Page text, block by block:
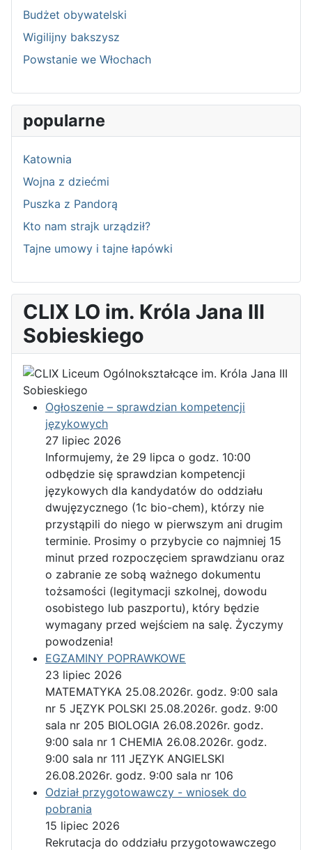
Budżet obywatelski
Wigilijny bakszysz
Powstanie we Włochach
popularne
Katownia
Wojna z dziećmi
Puszka z Pandorą
Kto nam strajk urządził?
Tajne umowy i tajne łapówki
CLIX LO im. Króla Jana III
Sobieskiego
Ogłoszenie – sprawdzian kompetencji
językowych
27 lipiec 2026
Informujemy, że 29 lipca o godz. 10:00
odbędzie się sprawdzian kompetencji
językowych dla kandydatów do oddziału
dwujęzycznego (1c bio-chem), którzy nie
przystąpili do niego w pierwszym ani drugim
terminie. Prosimy o przybycie co najmniej 15
minut przed rozpoczęciem sprawdzianu oraz
o zabranie ze sobą ważnego dokumentu
tożsamości (legitymacji szkolnej, dowodu
osobistego lub paszportu), który będzie
wymagany przed wejściem na salę. Życzymy
powodzenia!
EGZAMINY POPRAWKOWE
23 lipiec 2026
MATEMATYKA 25.08.2026r. godz. 9:00 sala
nr 5 JĘZYK POLSKI 25.08.2026r. godz. 9:00
sala nr 205 BIOLOGIA 26.08.2026r. godz.
9:00 sala nr 1 CHEMIA 26.08.2026r. godz.
9:00 sala nr 111 JĘZYK ANGIELSKI
26.08.2026r. godz. 9:00 sala nr 106
Odział przygotowawczy - wniosek do
pobrania
15 lipiec 2026
Rekrutacja do oddziału przygotowawczego